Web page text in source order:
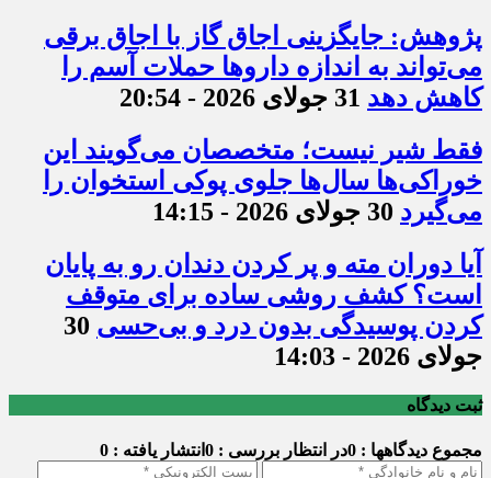
پژوهش: جایگزینی اجاق گاز با اجاق برقی
می‌تواند به اندازه داروها حملات آسم را
کاهش دهد 31 جولای 2026 - 20:54
فقط شیر نیست؛ متخصصان می‌گویند این
خوراکی‌ها سال‌ها جلوی پوکی استخوان را
می‌گیرد 30 جولای 2026 - 14:15
آیا دوران مته و پر کردن دندان رو به پایان
است؟ کشف روشی ساده برای متوقف
کردن پوسیدگی بدون درد و بی‌حسی 30
جولای 2026 - 14:03
ثبت دیدگاه
مجموع دیدگاهها : 0 در انتظار بررسی : 0 انتشار یافته : 0